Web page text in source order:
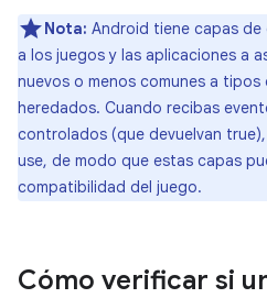
Nota: Android tiene capas
a los juegos y las aplicaciones a
nuevos o menos comunes a
heredados. Cuando recibas
controlados (que devuelvan
use, de modo que estas capas
compatibilidad del juego.
Cómo verificar si